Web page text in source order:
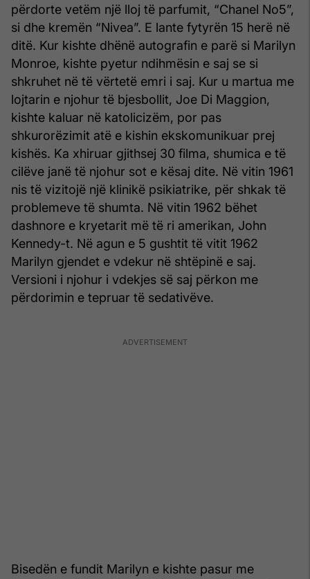
përdorte vetëm një lloj të parfumit, “Chanel No5”,
si dhe kremën “Nivea”. E lante fytyrën 15 herë në
ditë. Kur kishte dhënë autografin e parë si Marilyn
Monroe, kishte pyetur ndihmësin e saj se si
shkruhet në të vërtetë emri i saj. Kur u martua me
lojtarin e njohur të bjesbollit, Joe Di Maggion,
kishte kaluar në katolicizëm, por pas
shkurorëzimit atë e kishin ekskomunikuar prej
kishës. Ka xhiruar gjithsej 30 filma, shumica e të
cilëve janë të njohur sot e kësaj dite. Në vitin 1961
nis të vizitojë një klinikë psikiatrike, për shkak të
problemeve të shumta. Në vitin 1962 bëhet
dashnore e kryetarit më të ri amerikan, John
Kennedy-t. Në agun e 5 gushtit të vitit 1962
Marilyn gjendet e vdekur në shtëpinë e saj.
Versioni i njohur i vdekjes së saj përkon me
përdorimin e tepruar të sedativëve.
Bisedën e fundit Marilyn e kishte pasur me